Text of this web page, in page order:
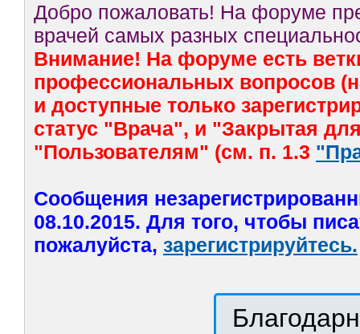
Добро пожаловать! На форуме
врачей самых разных
Внимание! На форуме есть
профессиональных вопросов
и доступные только
статус "Врача", и "Закрытая
"Пользователям" (см. п. 1.3
Сообщения
08.10.2015. Для того, чтобы
пожалуйста, зарегистрируйтесь.